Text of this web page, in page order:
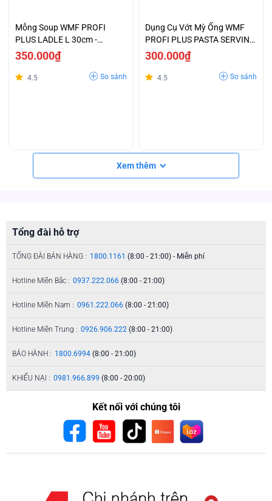
Mỗng Soup WMF PROFI
PLUS LADLE L 30cm -
1874776030
350.000₫
4.5 So sánh
Dụng Cụ Vớt Mỳ Ống WMF
PROFI PLUS PASTA SERVING
SPOON - 1871086030
300.000₫
4.5 So sánh
Xem thêm
Tổng đài hỗ trợ
TỔNG ĐÀI BÁN HÀNG : 1800.1161 (8:00 - 21:00) - Miễn phí
Hotline Miền Bắc : 0937.222.066 (8:00 - 21:00)
Hotline Miền Nam : 0961.222.066 (8:00 - 21:00)
Hotline Miền Trung : 0926.906.222 (8:00 - 21:00)
BẢO HÀNH : 1800.6994 (8:00 - 21:00)
KHIẾU NẠI : 0981.966.899 (8:00 - 20:00)
Kết nối với chúng tôi